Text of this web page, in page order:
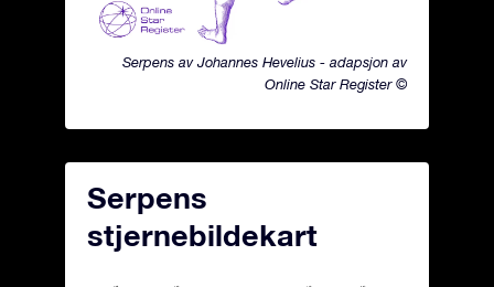
Serpens av Johannes Hevelius - adapsjon av
Online Star Register ©
Serpens
stjernebildekart